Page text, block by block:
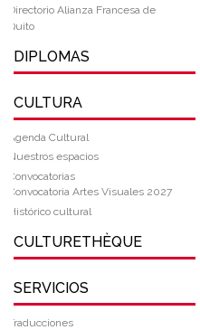
Directorio Alianza Francesa de
Quito
DIPLOMAS
CULTURA
Agenda Cultural
Nuestros espacios
Convocatorias
Convocatoria Artes Visuales 2027
Histórico cultural
CULTURETHÈQUE
SERVICIOS
Traducciones